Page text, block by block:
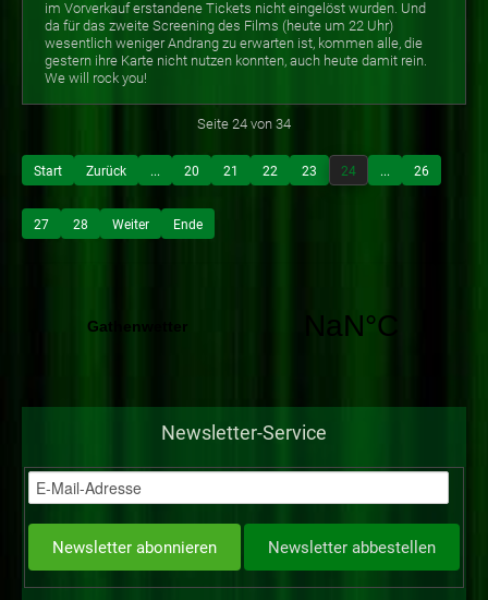
im Vorverkauf erstandene Tickets nicht eingelöst wurden. Und
da für das zweite Screening des Films (heute um 22 Uhr)
wesentlich weniger Andrang zu erwarten ist, kommen alle, die
gestern ihre Karte nicht nutzen konnten, auch heute damit rein.
We will rock you!
Seite 24 von 34
Start Zurück ... 20 21 22 23 24 ... 26
27 28 Weiter Ende
Newsletter-Service